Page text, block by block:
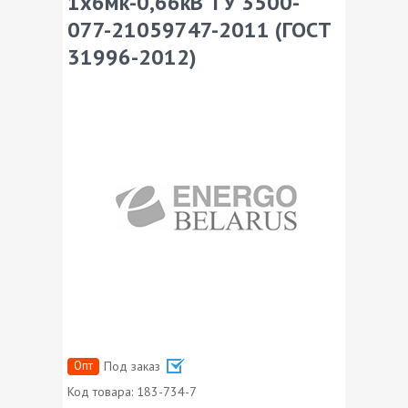
077-21059747-2011 (ГОСТ
31996-2012)
Опт
Под заказ
Код товара: 183-734-7